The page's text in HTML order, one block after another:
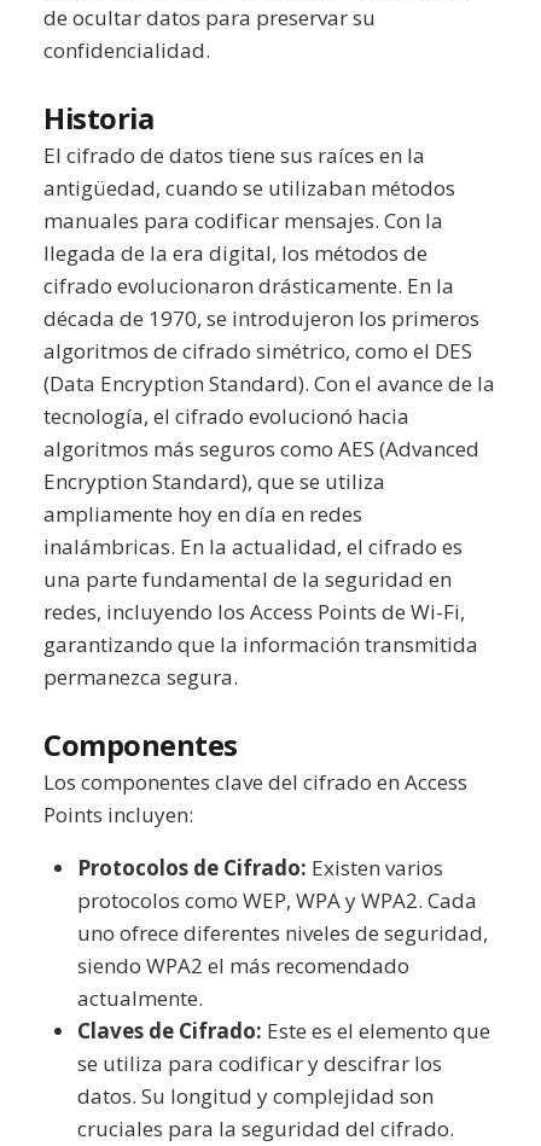
de ocultar datos para preservar su
confidencialidad.
Historia
El cifrado de datos tiene sus raíces en la
antigüedad, cuando se utilizaban métodos
manuales para codificar mensajes. Con la
llegada de la era digital, los métodos de
cifrado evolucionaron drásticamente. En la
década de 1970, se introdujeron los primeros
algoritmos de cifrado simétrico, como el DES
(Data Encryption Standard). Con el avance de la
tecnología, el cifrado evolucionó hacia
algoritmos más seguros como AES (Advanced
Encryption Standard), que se utiliza
ampliamente hoy en día en redes
inalámbricas. En la actualidad, el cifrado es
una parte fundamental de la seguridad en
redes, incluyendo los Access Points de Wi-Fi,
garantizando que la información transmitida
permanezca segura.
Componentes
Los componentes clave del cifrado en Access
Points incluyen:
Protocolos de Cifrado: Existen varios
protocolos como WEP, WPA y WPA2. Cada
uno ofrece diferentes niveles de seguridad,
siendo WPA2 el más recomendado
actualmente.
Claves de Cifrado: Este es el elemento que
se utiliza para codificar y descifrar los
datos. Su longitud y complejidad son
cruciales para la seguridad del cifrado.